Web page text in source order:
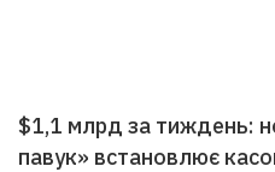
$1,1 млрд за тиждень:
павук» встановлює